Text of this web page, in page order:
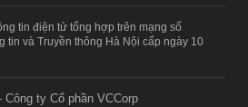
tin điện tử tổng hợp trên mạng số
tin và Truyền thông Hà Nội cấp ngày 10
ty Cổ phần VCCorp